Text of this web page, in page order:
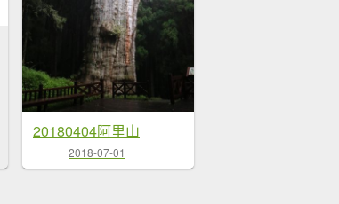
20180404阿里山
2018-07-01